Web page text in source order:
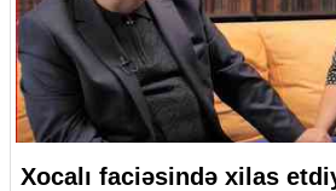
Xocalı faciəsində xilas